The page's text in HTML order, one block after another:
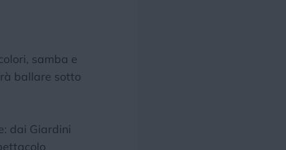
samba e
ballare sotto
dai Giardini